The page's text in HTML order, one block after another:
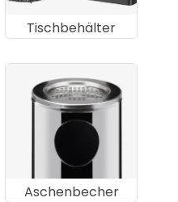
Tischbehälter
Aschenbecher